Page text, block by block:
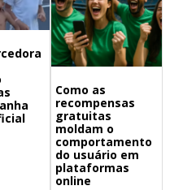
Como as
recompensas
gratuitas
moldam o
comportamento
do usuário em
plataformas
online